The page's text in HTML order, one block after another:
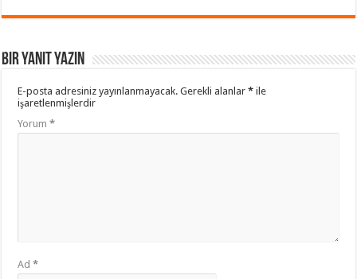
Bir yanıt yazın
E-posta adresiniz yayınlanmayacak. Gerekli alanlar* ile
işaretlenmişlerdir
Yorum*
Ad*